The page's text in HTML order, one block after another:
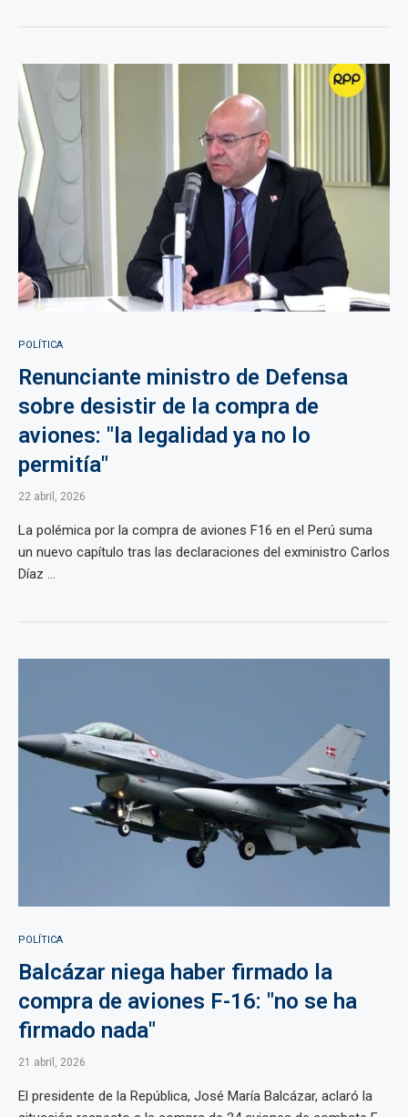
POLÍTICA
Renunciante ministro de Defensa
sobre desistir de la compra de
aviones: "la legalidad ya no lo
permitía"
22 abril, 2026
La polémica por la compra de aviones F16 en el Perú suma
un nuevo capítulo tras las declaraciones del exministro Carlos
Díaz ...
POLÍTICA
Balcázar niega haber firmado la
compra de aviones F-16: "no se ha
firmado nada"
21 abril, 2026
El presidente de la República, José María Balcázar, aclaró la